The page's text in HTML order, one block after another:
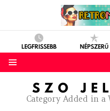
LEGFRISSEBB NÉPSZERŰ
SZÓ
Category Added in a